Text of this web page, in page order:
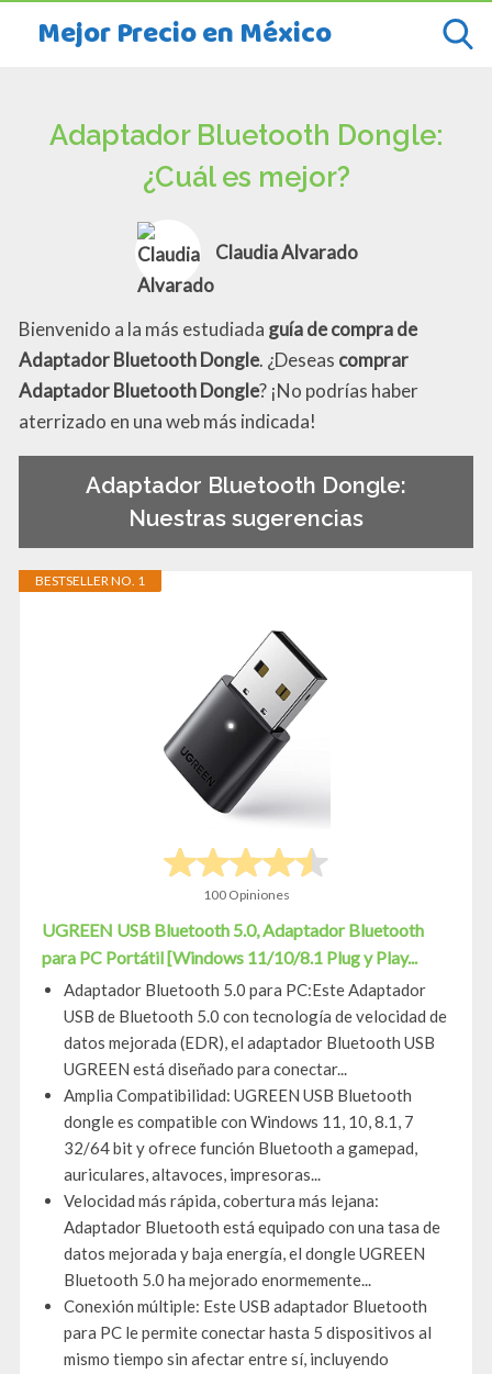
Mejor Precio en México
Adaptador Bluetooth Dongle:
¿Cuál es mejor?
Claudia Alvarado
Bienvenido a la más estudiada guía de compra de
Adaptador Bluetooth Dongle. ¿Deseas comprar
Adaptador Bluetooth Dongle? ¡No podrías haber
aterrizado en una web más indicada!
Adaptador Bluetooth Dongle:
Nuestras sugerencias
BESTSELLER NO. 1
100 Opiniones
UGREEN USB Bluetooth 5.0, Adaptador Bluetooth
para PC Portátil [Windows 11/10/8.1 Plug y Play...
Adaptador Bluetooth 5.0 para PC:Este Adaptador
USB de Bluetooth 5.0 con tecnología de velocidad de
datos mejorada (EDR), el adaptador Bluetooth USB
UGREEN está diseñado para conectar...
Amplia Compatibilidad: UGREEN USB Bluetooth
dongle es compatible con Windows 11, 10, 8.1, 7
32/64 bit y ofrece función Bluetooth a gamepad,
auriculares, altavoces, impresoras...
Velocidad más rápida, cobertura más lejana:
Adaptador Bluetooth está equipado con una tasa de
datos mejorada y baja energía, el dongle UGREEN
Bluetooth 5.0 ha mejorado enormemente...
Conexión múltiple: Este USB adaptador Bluetooth
para PC le permite conectar hasta 5 dispositivos al
mismo tiempo sin afectar entre sí, incluyendo